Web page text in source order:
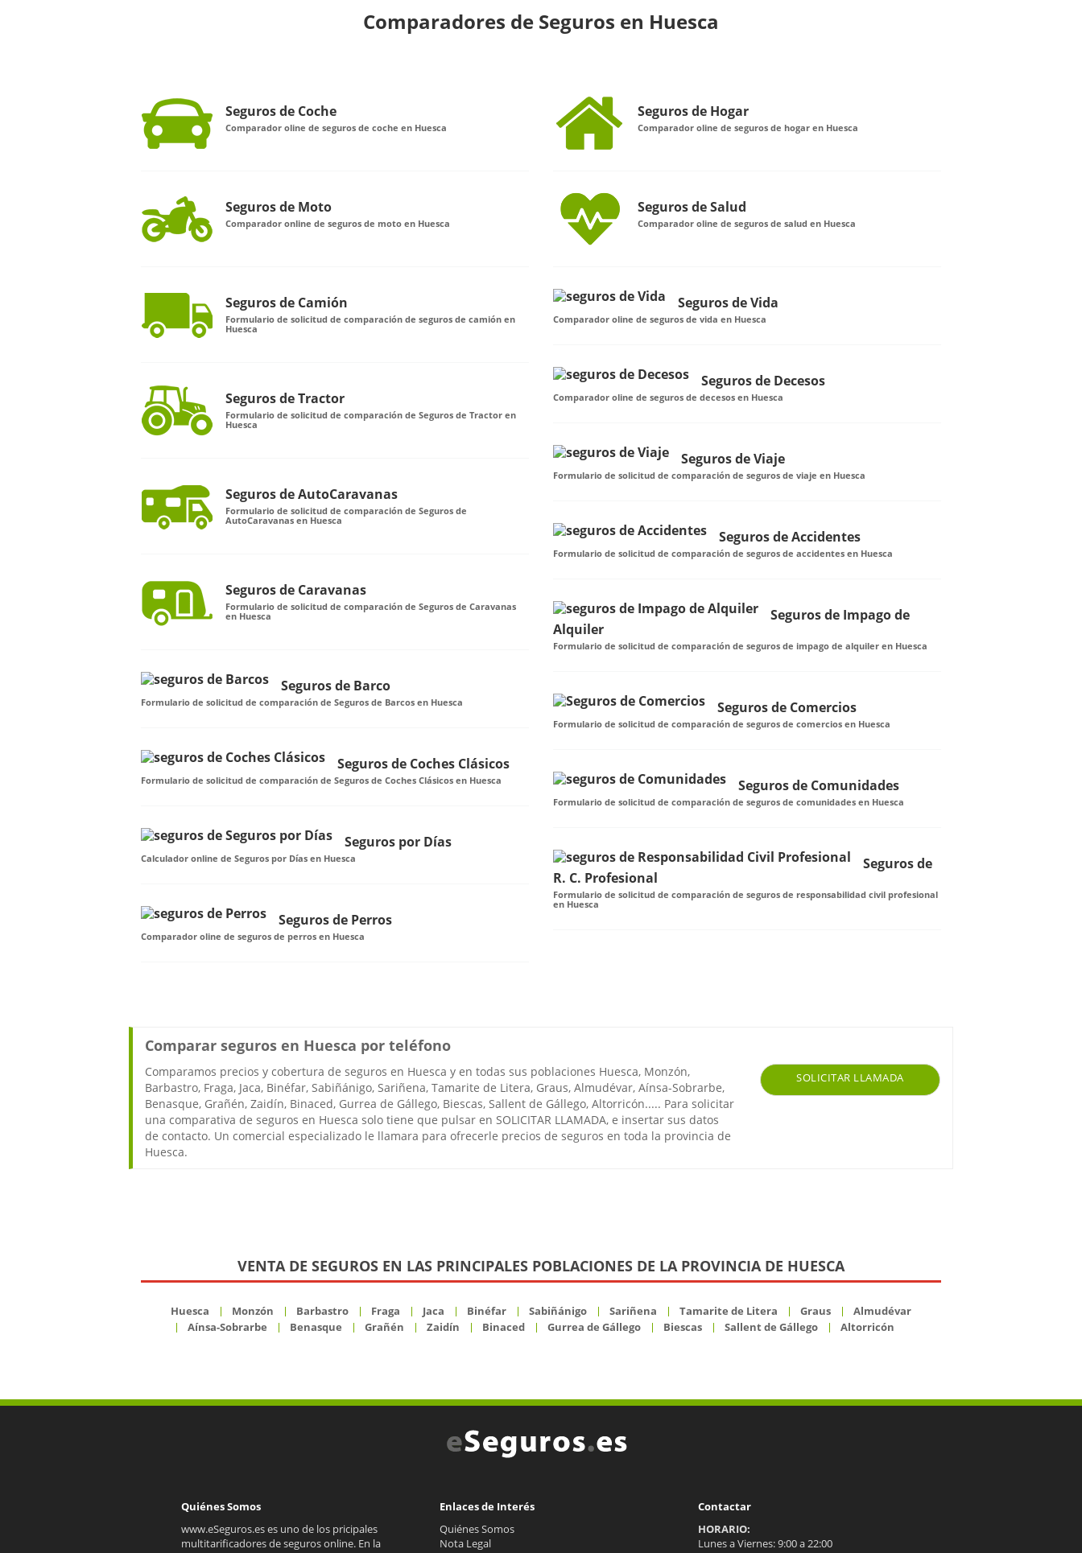
Comparadores de Seguros en Huesca
Seguros de Coche
Comparador oline de seguros de coche en Huesca
Seguros de Moto
Comparador online de seguros de moto en Huesca
Seguros de Camión
Formulario de solicitud de comparación de seguros de camión en
Huesca
Seguros de Tractor
Formulario de solicitud de comparación de Seguros de Tractor en
Huesca
Seguros de AutoCaravanas
Formulario de solicitud de comparación de Seguros de
AutoCaravanas en Huesca
Seguros de Caravanas
Formulario de solicitud de comparación de Seguros de Caravanas
en Huesca
Seguros de Barco
Formulario de solicitud de comparación de Seguros de Barcos en Huesca
Seguros de Coches Clásicos
Formulario de solicitud de comparación de Seguros de Coches Clásicos en Huesca
Seguros por Días
Calculador online de Seguros por Días en Huesca
Seguros de Perros
Comparador oline de seguros de perros en Huesca
Seguros de Hogar
Comparador oline de seguros de hogar en Huesca
Seguros de Salud
Comparador oline de seguros de salud en Huesca
Seguros de Vida
Comparador oline de seguros de vida en Huesca
Seguros de Decesos
Comparador oline de seguros de decesos en Huesca
Seguros de Viaje
Formulario de solicitud de comparación de seguros de viaje en Huesca
Seguros de Accidentes
Formulario de solicitud de comparación de seguros de accidentes en Huesca
Seguros de Impago de
Alquiler
Formulario de solicitud de comparación de seguros de impago de alquiler en Huesca
Seguros de Comercios
Formulario de solicitud de comparación de seguros de comercios en Huesca
Seguros de Comunidades
Formulario de solicitud de comparación de seguros de comunidades en Huesca
Seguros de
R. C. Profesional
Formulario de solicitud de comparación de seguros de responsabilidad civil profesional
en Huesca
Comparar seguros en Huesca por teléfono
Comparamos precios y cobertura de seguros en Huesca y en todas sus poblaciones Huesca, Monzón,
Barbastro, Fraga, Jaca, Binéfar, Sabiñánigo, Sariñena, Tamarite de Litera, Graus, Almudévar, Aínsa-Sobrarbe,
Benasque, Grañén, Zaidín, Binaced, Gurrea de Gállego, Biescas, Sallent de Gállego, Altorricón..... Para solicitar
una comparativa de seguros en Huesca solo tiene que pulsar en SOLICITAR LLAMADA, e insertar sus datos
de contacto. Un comercial especializado le llamara para ofrecerle precios de seguros en toda la provincia de
Huesca.
SOLICITAR LLAMADA
VENTA DE SEGUROS EN LAS PRINCIPALES POBLACIONES DE LA PROVINCIA DE HUESCA
Huesca Monzón Barbastro Fraga Jaca Binéfar Sabiñánigo Sariñena Tamarite de Litera Graus
Almudévar
Aínsa-Sobrarbe
Benasque Grañén Zaidín Binaced Gurrea de Gállego Biescas Sallent de Gállego Altorricón
Quiénes Somos
www.eSeguros.es es uno de los pricipales
multitarificadores de seguros online. En la
Enlaces de Interés
Quiénes Somos
Nota Legal
Contactar
HORARIO:
Lunes a Viernes: 9:00 a 22:00